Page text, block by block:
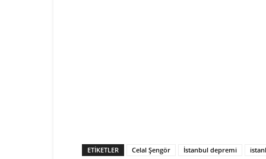
ETIKETLER Celal Şengör İstanbul depremi